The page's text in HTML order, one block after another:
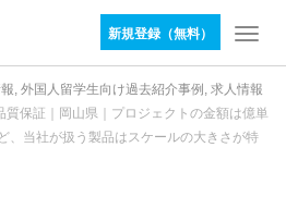
新規登録（無料）
T
g
g
l
, 外国人留学生向け過去紹介事例 , 求人情報
質保証｜岡山県｜プロジェクトの金額は億単
、当社が扱う製品はスケールの大きさが特